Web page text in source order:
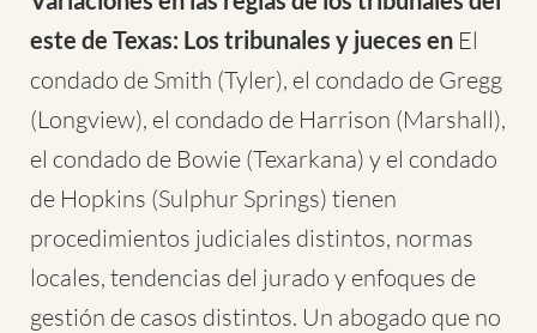
este de Texas: Los tribunales y jueces en El
condado de Smith (Tyler), el condado de Gregg
(Longview), el condado de Harrison (Marshall),
el condado de Bowie (Texarkana) y el condado
de Hopkins (Sulphur Springs) tienen
procedimientos judiciales distintos, normas
locales, tendencias del jurado y enfoques de
gestión de casos distintos. Un abogado que no